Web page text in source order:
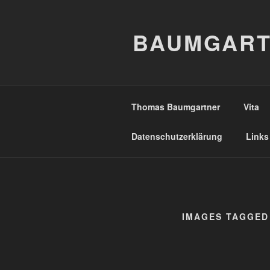
Thomas Baumgartner Vita
Datenschutzerklärung Links
IMAGES